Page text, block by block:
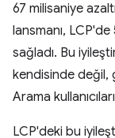
67 milisaniye
lansmanı,
sağladı. Bu
kendisinde değil,
Arama
LCP'deki bu